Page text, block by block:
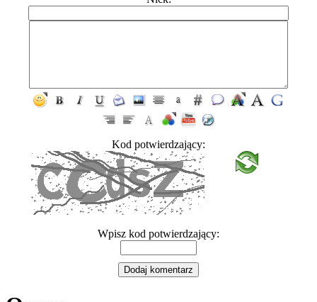
Kod potwierdzający:
Wpisz kod potwierdzający: